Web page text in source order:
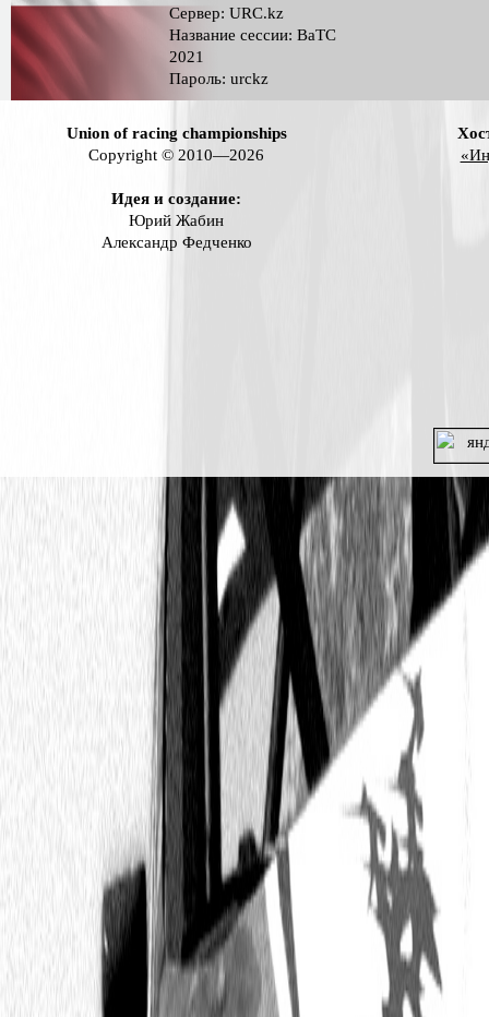
Сервер: URC.kz
Название сессии: BaTC
2021
Пароль: urckz
Union of racing championships
Copyright © 2010—2026
Идея и создание:
Юрий Жабин
Александр Федченко